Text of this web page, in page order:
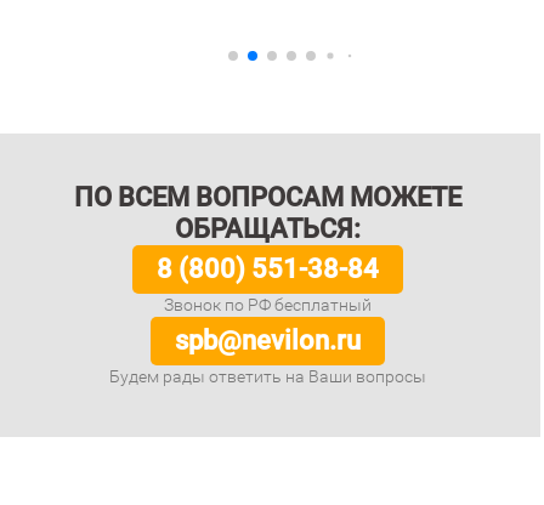
ПО ВСЕМ ВОПРОСАМ МОЖЕТЕ
ОБРАЩАТЬСЯ:
8 (800) 551-38-84
Звонок по РФ бесплатный
spb@nevilon.ru
Будем рады ответить на Ваши вопросы